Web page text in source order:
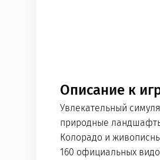
Описание к
Увлекательный
природные ландшафты
Колорадо и
160 официальных